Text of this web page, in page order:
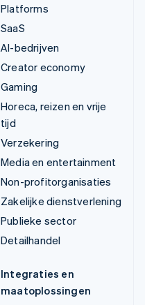
Platforms
SaaS
AI-bedrijven
Creator economy
Gaming
Horeca, reizen en vrije
tijd
Verzekering
Media en entertainment
Non-profitorganisaties
Zakelijke dienstverlening
Publieke sector
Detailhandel
Integraties en
maatoplossingen